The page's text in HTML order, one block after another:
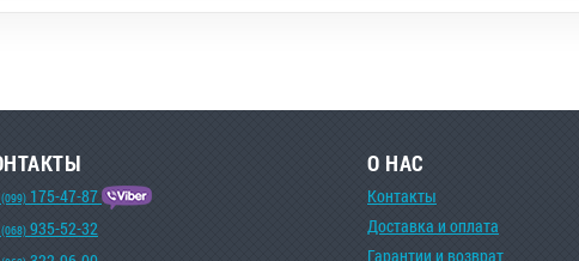
(099) 175-47-87
(068) 935-52-32
О НАС
Контакты
Доставка и оплата
Гарантии и возврат